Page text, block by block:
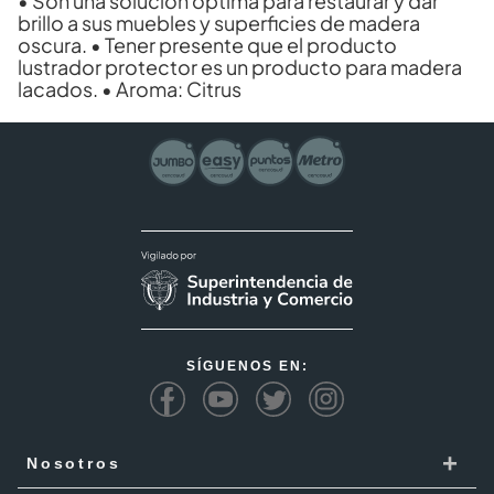
brillo a sus muebles y superficies de madera
oscura. • Tener presente que el producto
lustrador protector es un producto para madera
lacados. • Aroma: Citrus
SÍGUENOS EN:
Nosotros +